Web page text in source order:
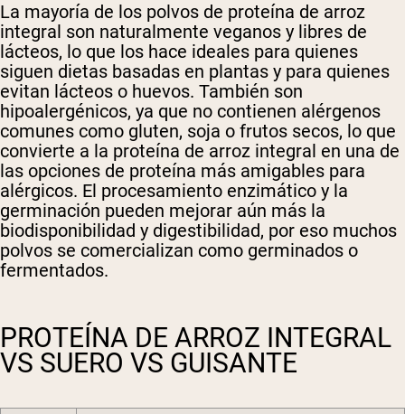
La mayoría de los polvos de proteína de arroz
integral son naturalmente veganos y libres de
lácteos, lo que los hace ideales para quienes
siguen dietas basadas en plantas y para quienes
evitan lácteos o huevos. También son
hipoalergénicos, ya que no contienen alérgenos
comunes como gluten, soja o frutos secos, lo que
convierte a la proteína de arroz integral en una de
las opciones de proteína más amigables para
alérgicos. El procesamiento enzimático y la
germinación pueden mejorar aún más la
biodisponibilidad y digestibilidad, por eso muchos
polvos se comercializan como germinados o
fermentados.
PROTEÍNA DE ARROZ INTEGRAL
VS SUERO VS GUISANTE